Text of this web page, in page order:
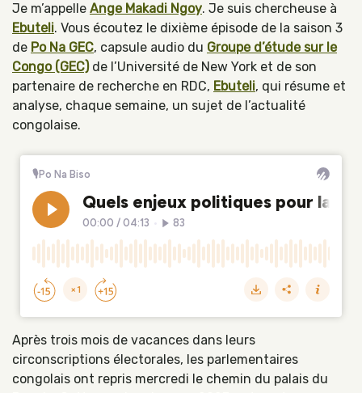
Je m’appelle Ange Makadi Ngoy. Je suis chercheuse à
Ebuteli. Vous écoutez le dixième épisode de la saison 3
de Po Na GEC, capsule audio du Groupe d’étude sur le
Congo (GEC)de l’Université de New York et de son
partenaire de recherche en RDC, Ebuteli, qui résume et
analyse, chaque semaine, un sujet de l’actualité
congolaise.
Après trois mois de vacances dans leurs
circonscriptions électorales, les parlementaires
congolais ont repris mercredi le chemin du palais du